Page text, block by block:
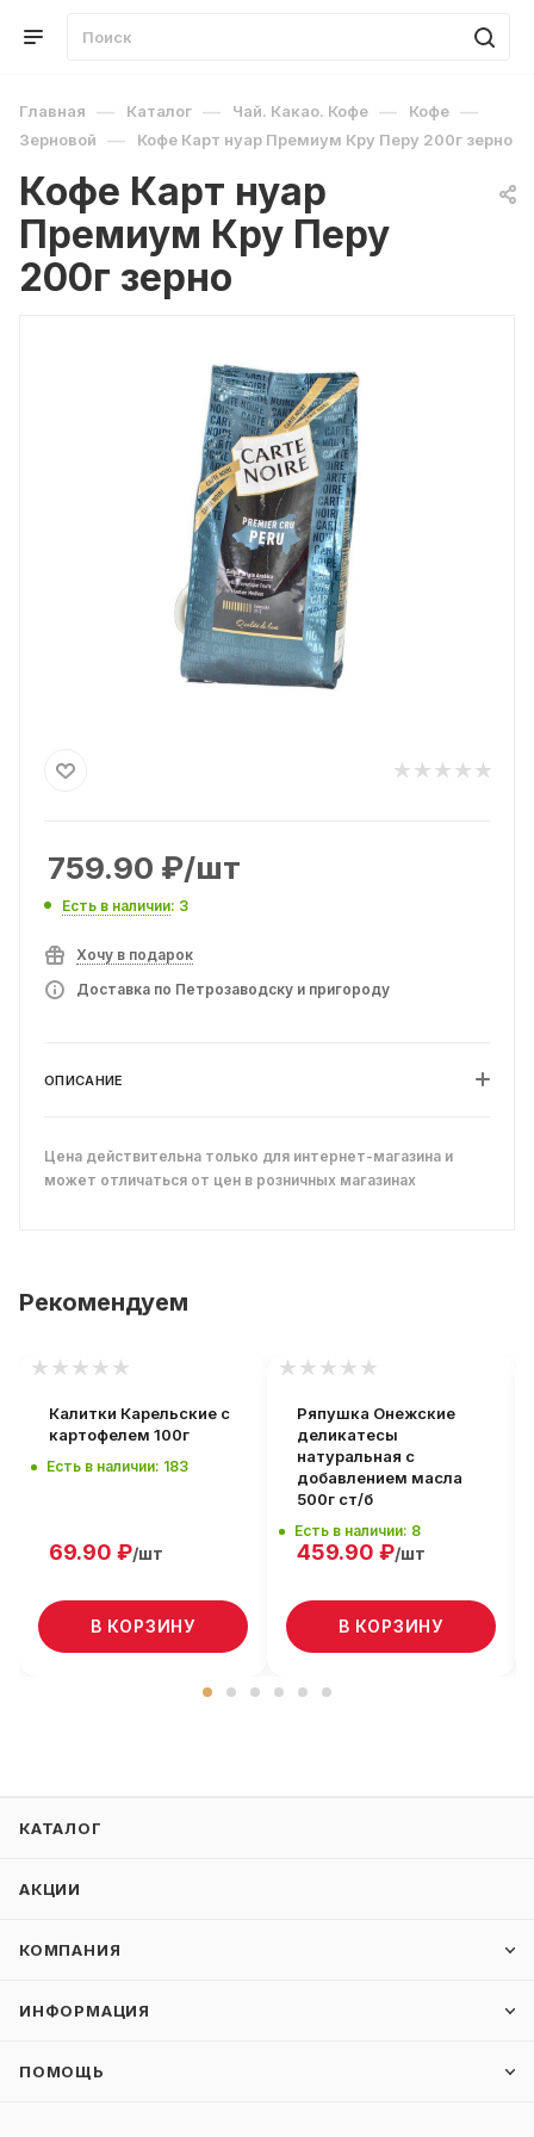
Главная — Каталог — Чай. Какао. Кофе — Кофе —
Зерновой — Кофе Карт нуар Премиум Кру Перу 200г зерно
Кофе Карт нуар
Премиум Кру Перу
200г зерно
759.90 ₽/шт
Есть в наличии: 3
Хочу в подарок
Доставка по Петрозаводску и пригороду
ОПИСАНИЕ
Цена действительна только для интернет-магазина и
может отличаться от цен в розничных магазинах
Рекомендуем
Калитки Карельские с
картофелем 100г
Есть в наличии: 183
69.90 ₽/шт
В КОРЗИНУ
Ряпушка Онежские
деликатесы
натуральная с
добавлением масла
500г ст/б
Есть в наличии: 8
459.90 ₽/шт
В КОРЗИНУ
КАТАЛОГ
АКЦИИ
КОМПАНИЯ
ИНФОРМАЦИЯ
ПОМОЩЬ